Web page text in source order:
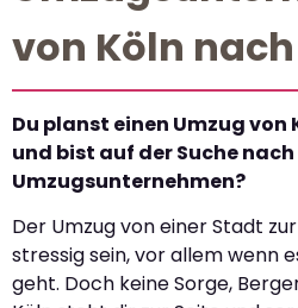
von Köln
Du planst einen Umzug
und bist auf der Suche
Umzugsunternehmen?
Der Umzug von einer Stadt
stressig sein, vor allem wenn
geht. Doch keine Sorge,